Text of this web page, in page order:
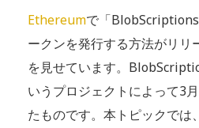
Ethereumで「
ークンを発行する方法がリリ
を見せています。
いうプロジェクトによって3
たものです。本トピックで